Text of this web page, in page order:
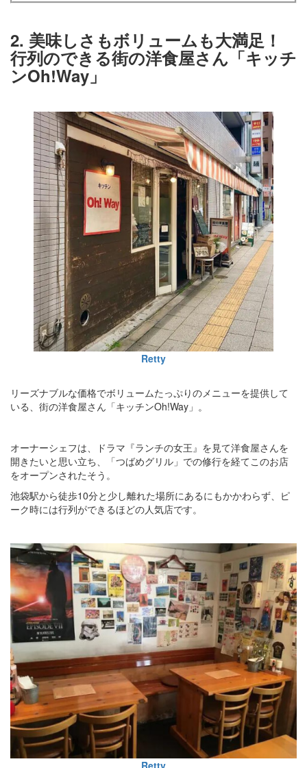
2. 美味しさもボリュームも大満足！
行列のできる街の洋食屋さん「キッチ
ンOh!Way」
Retty
リーズナブルな価格でボリュームたっぷりのメニューを提供して
いる、街の洋食屋さん「キッチンOh!Way」。
オーナーシェフは、ドラマ『ランチの女王』を見て洋食屋さんを
開きたいと思い立ち、「つばめグリル」での修行を経てこのお店
をオープンされたそう。
池袋駅から徒歩10分と少し離れた場所にあるにもかかわらず、ピ
ーク時には行列ができるほどの人気店です。
Retty